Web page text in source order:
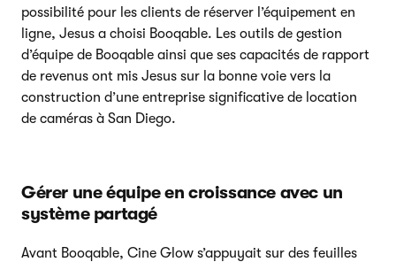
possibilité pour les clients de réserver l’équipement en
ligne, Jesus a choisi Booqable. Les outils de gestion
d’équipe de Booqable ainsi que ses capacités de rapport
de revenus ont mis Jesus sur la bonne voie vers la
construction d’une entreprise significative de location
de caméras à San Diego.
Gérer une équipe en croissance avec un
système partagé
Avant Booqable, Cine Glow s’appuyait sur des feuilles